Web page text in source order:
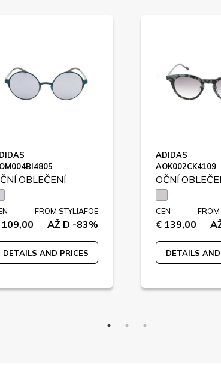
OBLEČENÍ
FROM STYLIAFOE
AŽ D -83%
DETAILS AND PRICES
ADIDAS
AOK002CK4109
OČNÍ
CEN
€ 139,00
FROM
DETAILS